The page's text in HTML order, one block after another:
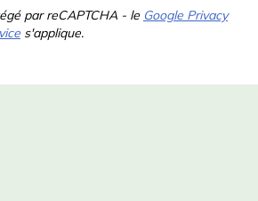
par reCAPTCHA - le Google Privacy
s'applique.